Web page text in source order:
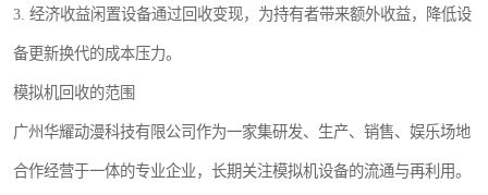
3. 经济收益闲置设备通过回收变现，为持有者带来额外收益，降低设
备更新换代的成本压力。
模拟机回收的范围
广州华耀动漫科技有限公司作为一家集研发、生产、销售、娱乐场地
合作经营于一体的专业企业，长期关注模拟机设备的流通与再利用。